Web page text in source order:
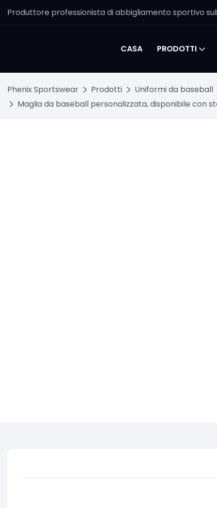
Produttore professionista di abbigliamento sportivo
CASA PRODOTTI
Phenix Sportswear Prodotti Uniformi da baseball
Maglia da baseball personalizzata, disponibile con